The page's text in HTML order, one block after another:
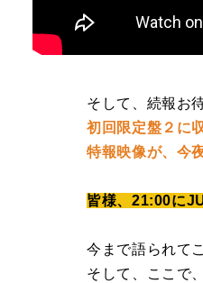
そして、続報お
初回限定盤２に
特報映像が、今
皆様、21:00に
今まで語られて
そして、ここで